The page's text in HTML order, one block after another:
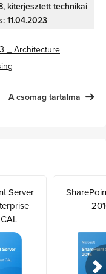
kiterjesztett technikai
11.04.2023
_ Architecture
A csomag tartalma
Server